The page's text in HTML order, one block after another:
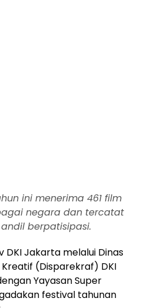
ini menerima 461 film
negara dan tercatat
berpatisipasi.
DKI Jakarta melalui Dinas
(Disparekraf) DKI
Yayasan Super
festival tahunan